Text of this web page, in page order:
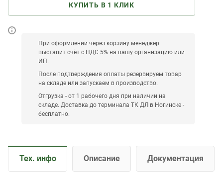
КУПИТЬ В 1 КЛИК
При оформлении через корзину менеджер
выставит счёт с НДС 5% на вашу организацию или
ИП.
После подтверждения оплаты резервируем товар
на складе или запускаем в производство.
Отгрузка - от 1 рабочего дня при наличии на
складе. Доставка до терминала ТК ДЛ в Ногинске -
бесплатно.
Тех. инфо Описание Документация